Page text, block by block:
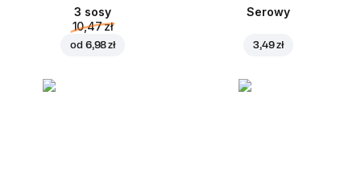
3 sosy
10,47 zł
od 6,98 zł
Serowy
3,49 zł